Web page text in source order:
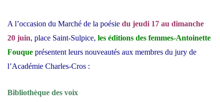
A l’occasion du Marché de la poésie du jeudi 17 au dimanche
20 juin, place Saint-Sulpice, les éditions des femmes-Antoinette
Fouque présentent leurs nouveautés aux membres du jury de
l’Académie Charles-Cros :
Bibliothèque des voix